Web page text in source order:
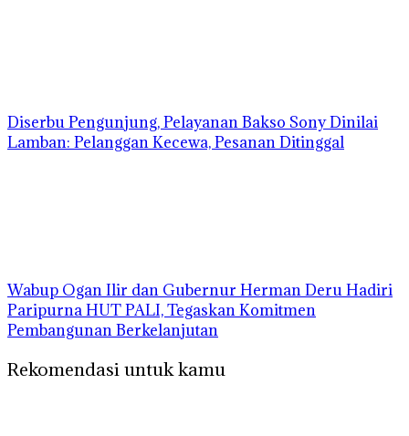
Diserbu Pengunjung, Pelayanan Bakso Sony Dinilai
Lamban: Pelanggan Kecewa, Pesanan Ditinggal
Wabup Ogan Ilir dan Gubernur Herman Deru Hadiri
Paripurna HUT PALI, Tegaskan Komitmen
Pembangunan Berkelanjutan
Rekomendasi untuk kamu